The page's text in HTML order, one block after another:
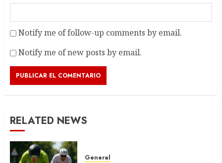
Notify me of follow-up comments by email.
Notify me of new posts by email.
RELATED NEWS
General